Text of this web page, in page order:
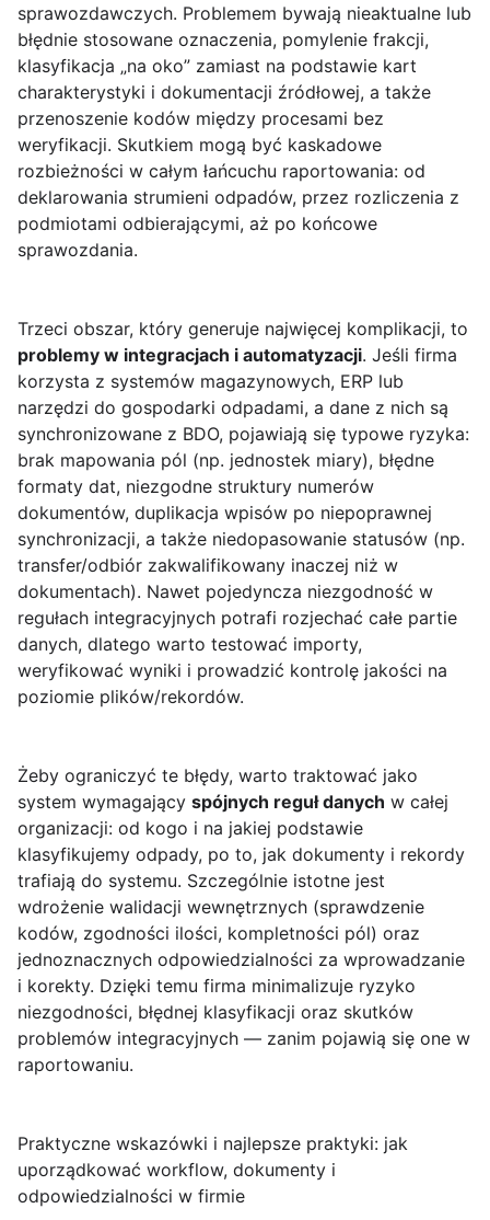
sprawozdawczych. Problemem bywają nieaktualne lub
błędnie stosowane oznaczenia, pomylenie frakcji,
klasyfikacja „na oko” zamiast na podstawie kart
charakterystyki i dokumentacji źródłowej, a także
przenoszenie kodów między procesami bez
weryfikacji. Skutkiem mogą być kaskadowe
rozbieżności w całym łańcuchu raportowania: od
deklarowania strumieni odpadów, przez rozliczenia z
podmiotami odbierającymi, aż po końcowe
sprawozdania.
Trzeci obszar, który generuje najwięcej komplikacji, to
problemy w integracjach i automatyzacji. Jeśli firma
korzysta z systemów magazynowych, ERP lub
narzędzi do gospodarki odpadami, a dane z nich są
synchronizowane z BDO, pojawiają się typowe ryzyka:
brak mapowania pól (np. jednostek miary), błędne
formaty dat, niezgodne struktury numerów
dokumentów, duplikacja wpisów po niepoprawnej
synchronizacji, a także niedopasowanie statusów (np.
transfer/odbiór zakwalifikowany inaczej niż w
dokumentach). Nawet pojedyncza niezgodność w
regułach integracyjnych potrafi rozjechać całe partie
danych, dlatego warto testować importy,
weryfikować wyniki i prowadzić kontrolę jakości na
poziomie plików/rekordów.
Żeby ograniczyć te błędy, warto traktować jako
system wymagający spójnych reguł danych w całej
organizacji: od kogo i na jakiej podstawie
klasyfikujemy odpady, po to, jak dokumenty i rekordy
trafiają do systemu. Szczególnie istotne jest
wdrożenie walidacji wewnętrznych (sprawdzenie
kodów, zgodności ilości, kompletności pól) oraz
jednoznacznych odpowiedzialności za wprowadzanie
i korekty. Dzięki temu firma minimalizuje ryzyko
niezgodności, błędnej klasyfikacji oraz skutków
problemów integracyjnych — zanim pojawią się one w
raportowaniu.
Praktyczne wskazówki i najlepsze praktyki: jak
uporządkować workflow, dokumenty i
odpowiedzialności w firmie